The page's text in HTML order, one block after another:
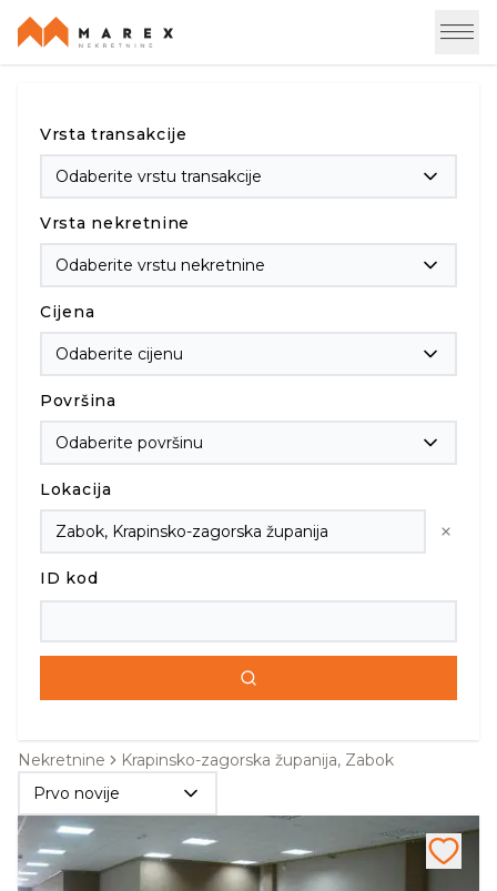
Vrsta transakcije
Odaberite vrstu transakcije
Vrsta nekretnine
Odaberite vrstu nekretnine
Cijena
Odaberite cijenu
Površina
Odaberite površinu
Lokacija
ID kod
Nekretnine
Krapinsko-zagorska županija, Zabok
Prvo novije